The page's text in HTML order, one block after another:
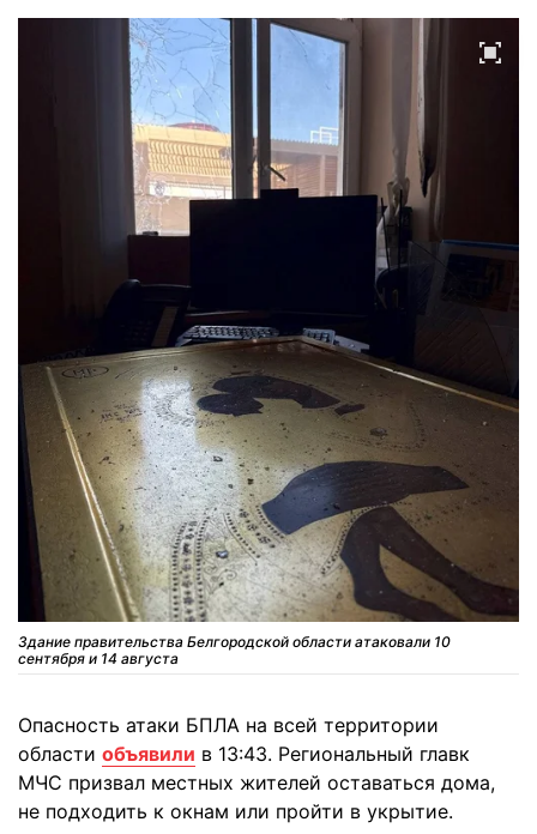
Здание правительства Белгородской области атаковали 10
сентября и 14 августа
Опасность атаки БПЛА на всей территории
области объявили в 13:43. Региональный главк
МЧС призвал местных жителей оставаться дома,
не подходить к окнам или пройти в укрытие.